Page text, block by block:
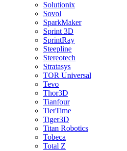
Solutionix
Sovol
SparkMaker
Sprint 3D
SprintRay
Steepline
Stereotech
Stratasys
TOR Universal
Tevo
Thor3D
Tianfour
TierTime
Tiger3D
Titan Robotics
Tobeca
Total Z